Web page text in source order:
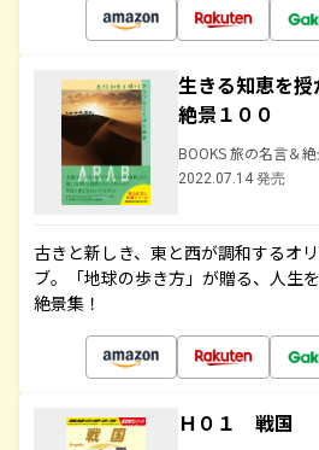
生きる知恵を
絶景１００
BOOKS 旅の名言＆
2022.07.14 発売
古きと新しき、東と西が調和するオ
ブ。「地球の歩き方」が贈る、人生
絶景集！
Ｈ０１ 戦国